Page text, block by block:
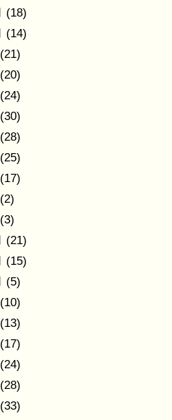
(18)
(14)
(21)
(20)
(24)
(30)
(28)
(25)
(17)
(2)
(3)
(21)
(15)
(5)
(10)
(13)
(17)
(24)
(28)
(33)